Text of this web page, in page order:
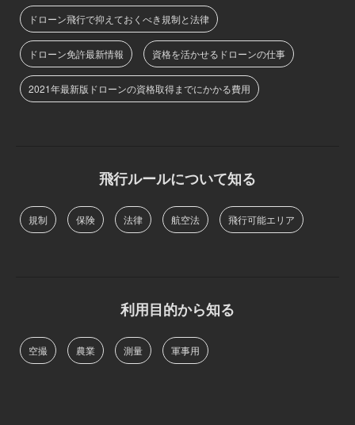
ドローン飛行で抑えておくべき規制と法律
ドローン免許最新情報 資格を活かせるドローンの仕事
2021年最新版ドローンの資格取得までにかかる費用
飛行ルールについて知る
規制 保険 法律 航空法 飛行可能エリア
利用目的から知る
空撮 農業 測量 軍事用